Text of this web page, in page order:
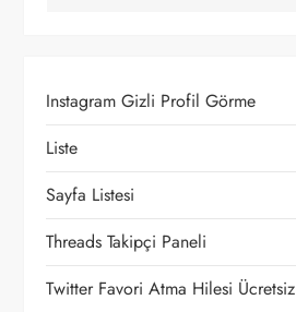
n
m
e
s
Instagram Gizli Profil Görme
Liste
Sayfa Listesi
Threads Takipçi Paneli
Twitter Favori Atma Hilesi Ücretsiz